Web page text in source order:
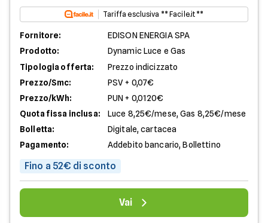
Tariffa esclusiva ** Facile.it **
Fornitore:
EDISON ENERGIA SPA
Prodotto:
Dynamic Luce e Gas
Tipologia offerta:
Prezzo indicizzato
Prezzo/Smc:
PSV + 0,07€
Prezzo/kWh:
PUN + 0,0120€
Quota fissa inclusa:
Luce 8,25€/mese, Gas 8,25€/mese
Bolletta:
Digitale, cartacea
Pagamento:
Addebito bancario, Bollettino
Fino a 52€ di sconto
Vai